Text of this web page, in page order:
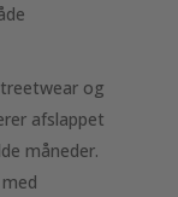
og
afslappet
måneder.